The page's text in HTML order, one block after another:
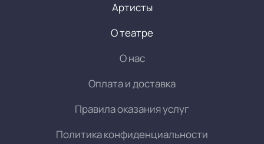
Артисты
О театре
О нас
Оплата и доставка
Правила оказания услуг
Политика конфиденциальности